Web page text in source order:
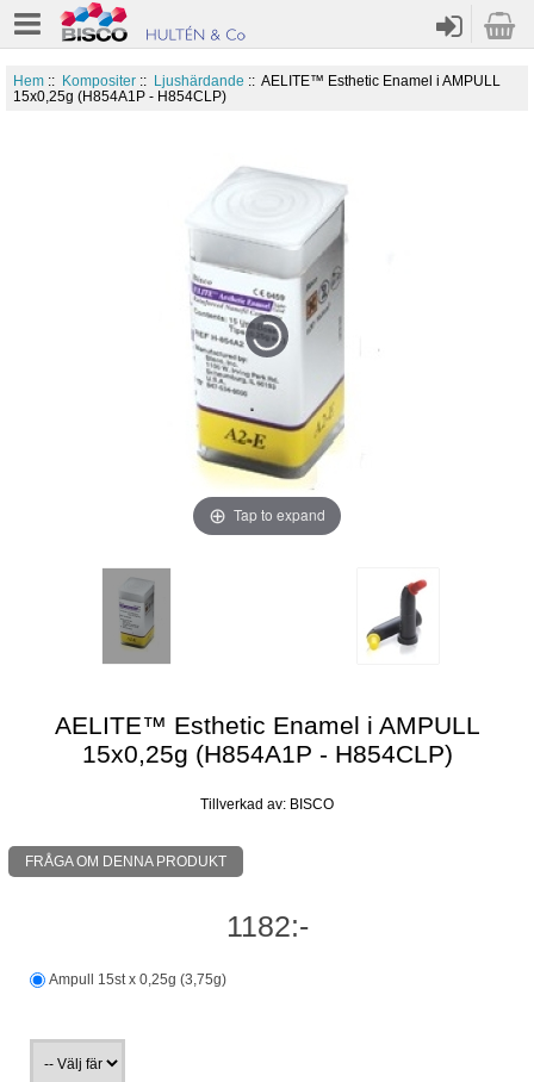
Hem:: Kompositer:: Ljushärdande :: AELITE™ Esthetic Enamel i AMPULL
15x0,25g (H854A1P - H854CLP)
Tap to expand
AELITE™ Esthetic Enamel i AMPULL
15x0,25g (H854A1P - H854CLP)
Tillverkad av: BISCO
FRÅGA OM DENNA PRODUKT
1182:-
Ampull 15st x 0,25g (3,75g)